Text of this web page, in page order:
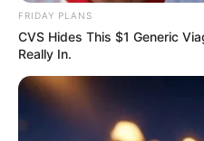
FRIDAY PLANS
CVS Hides This $1 Generic
Really In.